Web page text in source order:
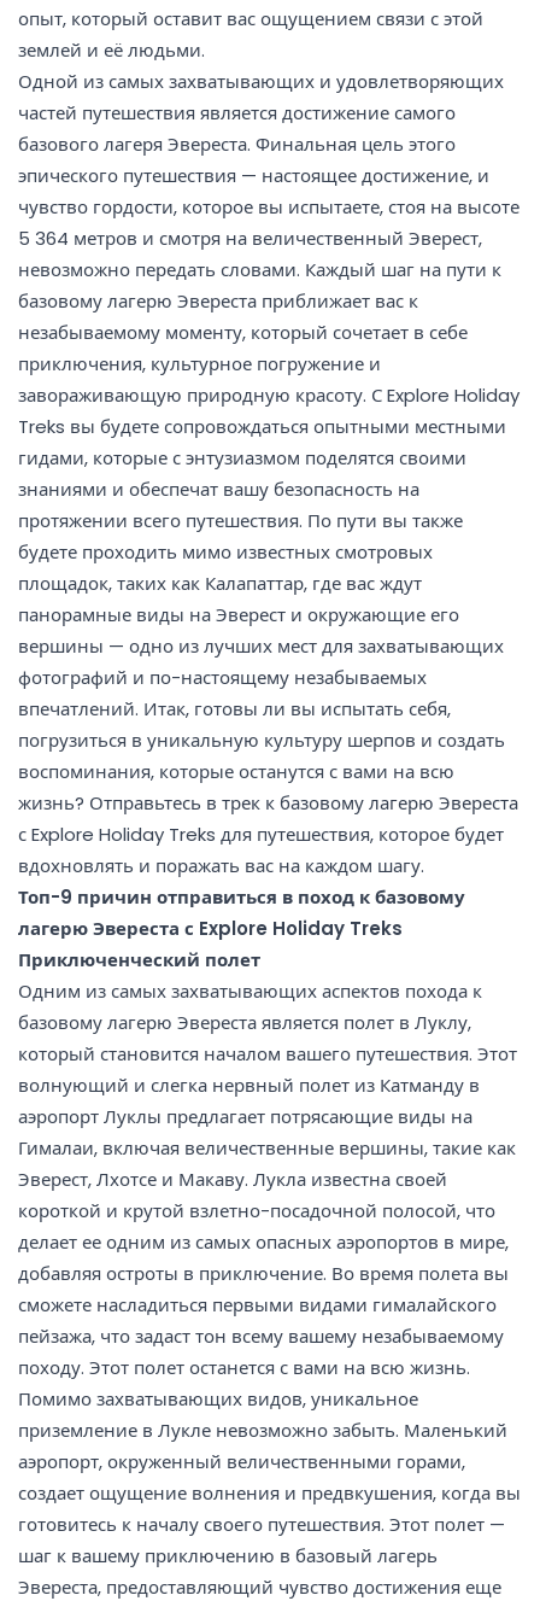
опыт, который оставит вас ощущением связи с этой
землей и её людьми.
Одной из самых захватывающих и удовлетворяющих
частей путешествия является достижение самого
базового лагеря Эвереста. Финальная цель этого
эпического путешествия — настоящее достижение, и
чувство гордости, которое вы испытаете, стоя на высоте
5 364 метров и смотря на величественный Эверест,
невозможно передать словами. Каждый шаг на пути к
базовому лагерю Эвереста приближает вас к
незабываемому моменту, который сочетает в себе
приключения, культурное погружение и
завораживающую природную красоту. С Explore Holiday
Treks вы будете сопровождаться опытными местными
гидами, которые с энтузиазмом поделятся своими
знаниями и обеспечат вашу безопасность на
протяжении всего путешествия. По пути вы также
будете проходить мимо известных смотровых
площадок, таких как Калапаттар, где вас ждут
панорамные виды на Эверест и окружающие его
вершины — одно из лучших мест для захватывающих
фотографий и по-настоящему незабываемых
впечатлений. Итак, готовы ли вы испытать себя,
погрузиться в уникальную культуру шерпов и создать
воспоминания, которые останутся с вами на всю
жизнь? Отправьтесь в трек к базовому лагерю Эвереста
с Explore Holiday Treks для путешествия, которое будет
вдохновлять и поражать вас на каждом шагу.
Топ-9 причин отправиться в поход к базовому
лагерю Эвереста с Explore Holiday Treks
Приключенческий полет
Одним из самых захватывающих аспектов похода к
базовому лагерю Эвереста является полет в Луклу,
который становится началом вашего путешествия. Этот
волнующий и слегка нервный полет из Катманду в
аэропорт Луклы предлагает потрясающие виды на
Гималаи, включая величественные вершины, такие как
Эверест, Лхотсе и Макаву. Лукла известна своей
короткой и крутой взлетно-посадочной полосой, что
делает ее одним из самых опасных аэропортов в мире,
добавляя остроты в приключение. Во время полета вы
сможете насладиться первыми видами гималайского
пейзажа, что задаст тон всему вашему незабываемому
походу. Этот полет останется с вами на всю жизнь.
Помимо захватывающих видов, уникальное
приземление в Лукле невозможно забыть. Маленький
аэропорт, окруженный величественными горами,
создает ощущение волнения и предвкушения, когда вы
готовитесь к началу своего путешествия. Этот полет —
шаг к вашему приключению в базовый лагерь
Эвереста, предоставляющий чувство достижения еще